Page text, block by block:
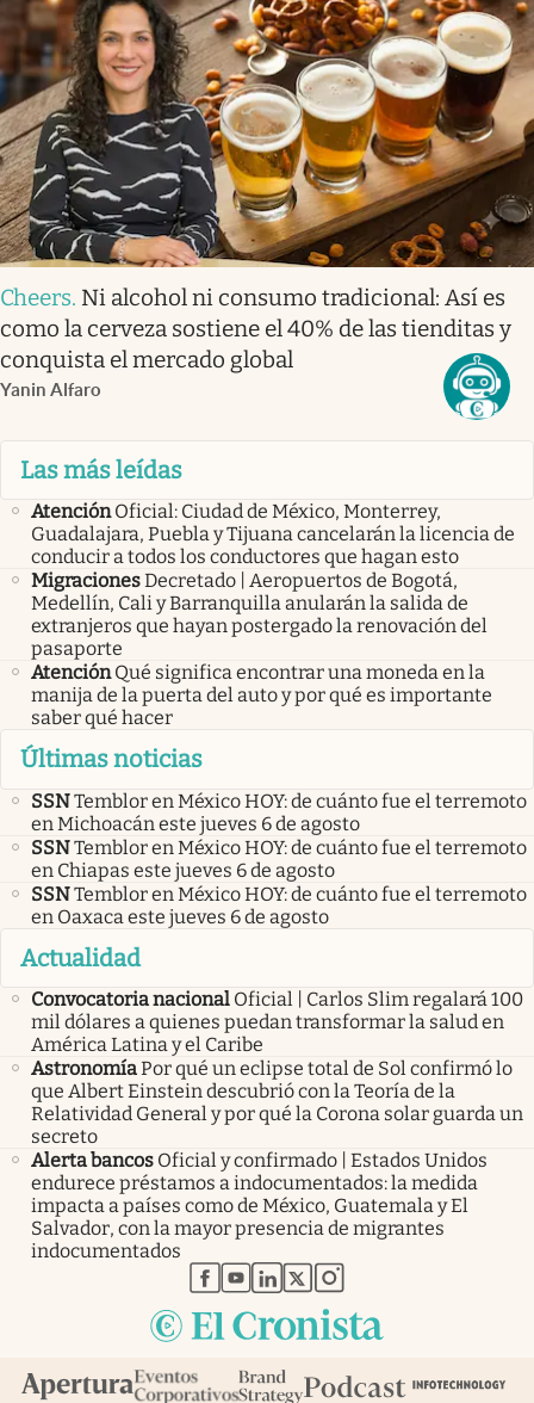
Cheers. Ni alcohol ni consumo tradicional: Así es
como la cerveza sostiene el 40% de las tienditas y
conquista el mercado global
Yanin Alfaro
Las más leídas
Atención Oficial: Ciudad de México, Monterrey,
Guadalajara, Puebla y Tijuana cancelarán la licencia de
conducir a todos los conductores que hagan esto
MigracionesDecretado | Aeropuertos de Bogotá,
Medellín, Cali y Barranquilla anularán la salida de
extranjeros que hayan postergado la renovación del
pasaporte
Atención Qué significa encontrar una moneda en la
manija de la puerta del auto y por qué es importante
saber qué hacer
Últimas noticias
SSNTemblor en México HOY: de cuánto fue el terremoto
en Michoacán este jueves 6 de agosto
SSNTemblor en México HOY: de cuánto fue el terremoto
en Chiapas este jueves 6 de agosto
SSNTemblor en México HOY: de cuánto fue el terremoto
en Oaxaca este jueves 6 de agosto
Actualidad
Convocatoria nacional Oficial | Carlos Slim regalará 100
mil dólares a quienes puedan transformar la salud en
América Latina y el Caribe
AstronomíaPor qué un eclipse total de Sol confirmó lo
que Albert Einstein descubrió con la Teoría de la
Relatividad General y por qué la Corona solar guarda un
secreto
Alerta bancos Oficial y confirmado | Estados Unidos
endurece préstamos a indocumentados: la medida
impacta a países como de México, Guatemala y El
Salvador, con la mayor presencia de migrantes
indocumentados
abre en nueva pestaña
abre en nueva pestaña
abre en nueva pestaña
abre en nueva pestaña
abre en nueva pestaña